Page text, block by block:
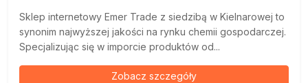
Sklep internetowy Emer Trade z siedzibą w Kielnarowej to
synonim najwyższej jakości na rynku chemii gospodarczej.
Specjalizując się w imporcie produktów od...
Zobacz szczegóły